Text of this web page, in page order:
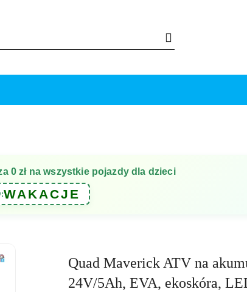
0 zł na wszystkie pojazdy dla dzieci
WAKACJE
Quad Maverick ATV na
24V/5Ah, EVA, ekoskóra,